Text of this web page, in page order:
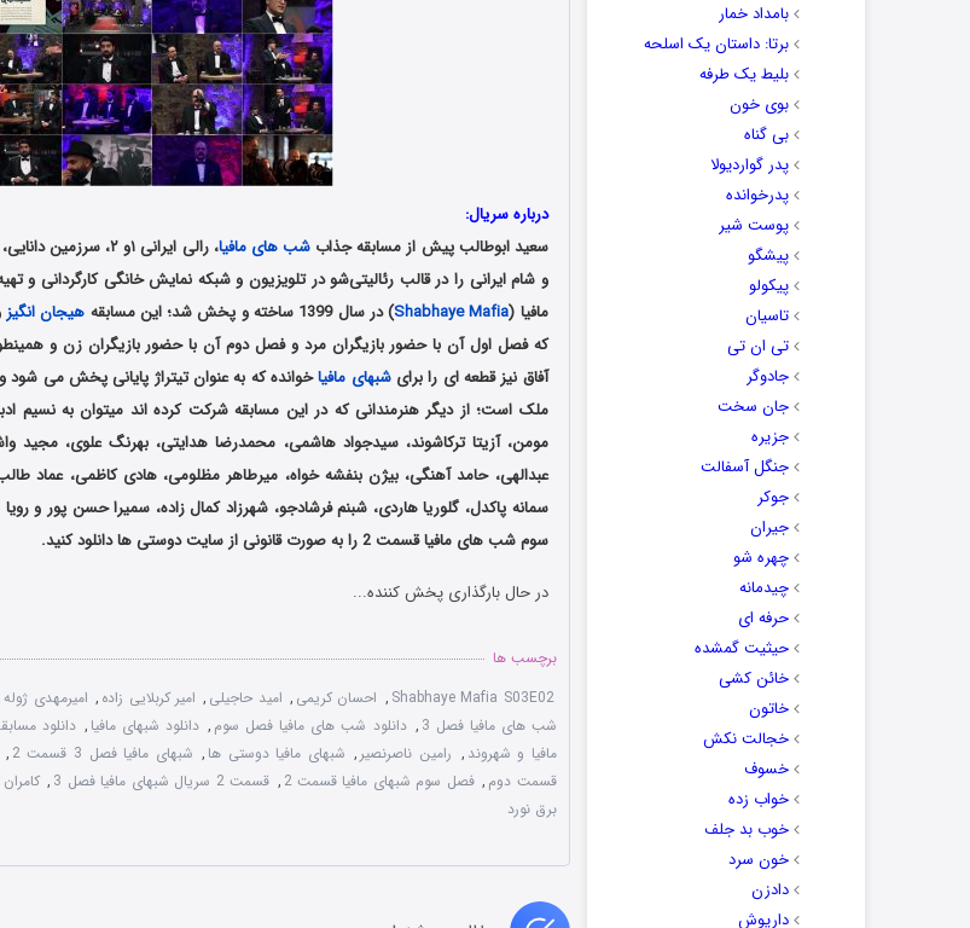
بامداد خمار
برتا: داستان یک اسلحه
بلیط یک‌‌ طرفه
بوی خون
بی گناه
پدر گواردیولا
پدرخوانده
پوست شیر
پیشگو
پیکولو
تاسیان
تی ان تی
جادوگر
جان سخت
جزیره
جنگل آسفالت
جوکر
جیران
چهره شو
چیدمانه
حرفه ای
حیثیت گمشده
خائن کشی
خاتون
خجالت نکش
خسوف
خواب زده
خوب بد جلف
خون سرد
دادزن
داریوش
درباره سریال:
سعید ابوطالب پیش از مسابقه جذاب شب های مافیا
، رالی ایرانی ۱و ۲،
و شام ایرانی را در قالب رئالیتی‌شو در تلویزیون و شبکه نمایش خانگی کارگردانی و
مافیا (Shabhaye Mafia) در سال 1399 ساخته و پخش شد؛ این مسابقه هیجان انگیز
که فصل اول آن با حضور بازیگران مرد و فصل دوم آن با حضور بازیگران زن و
آفاق نیز قطعه ای را برایشبهای مافیاخوانده که به عنوان تیتراژ پایانی پخش می
ملک است؛ از دیگر هنرمندانی که در این مسابقه شرکت کرده اند میتوان به نسیم
مومن، آزیتا ترکاشوند، سیدجواد هاشمی، محمدرضا هدایتی، بهرنگ علوی،
عبدالهی، حامد آهنگی، بیژن بنفشه خواه، میرطاهر مظلومی، هادی کاظمی، عماد
سمانه پاکدل، گلوریا هاردی، شبنم فرشادجو، شهرزاد کمال زاده، سمیرا حسن پور و
سوم شب های مافیا قسمت 2 را به صورت قانونی از سایت دوستی ها دانلود کنید.
در حال بارگذاری پخش کننده...
برچسب ها
Shabhaye Mafia S03E02
, احسان کریمی , امید حاجیلی , امیر کربلایی زاده , امیرمهدی ژوله
شب های مافیا فصل 3
, دانلود شب های مافیا فصل سوم , دانلود شبهای مافیا , دانلود مسابقه
مافیا و شهروند , رامین ناصرنصیر , شبهای مافیا دوستی ها , شبهای مافیا فصل 3 قسمت 2 ,
قسمت دوم , فصل سوم شبهای مافیا قسمت 2 , قسمت 2 سریال شبهای مافیا فصل 3 ,
برق نورد